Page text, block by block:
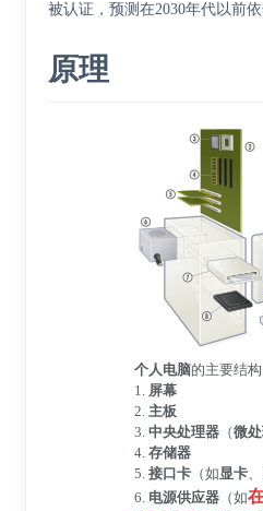
被认证，预测在2030年代以前依
原理
个人电脑的主要结构
1. 屏幕
2. 主板
3. 中央处理器 （微
4. 存储器
5. 接口卡 （如显卡、
6. 电源供应器 （如